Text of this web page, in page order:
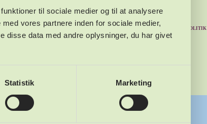
til sociale medier og til at analysere
vores partnere inden for sociale medier,
disse data med andre oplysninger, du har givet
Statistik Marketing
Varde PERSONDATAPOLITIK